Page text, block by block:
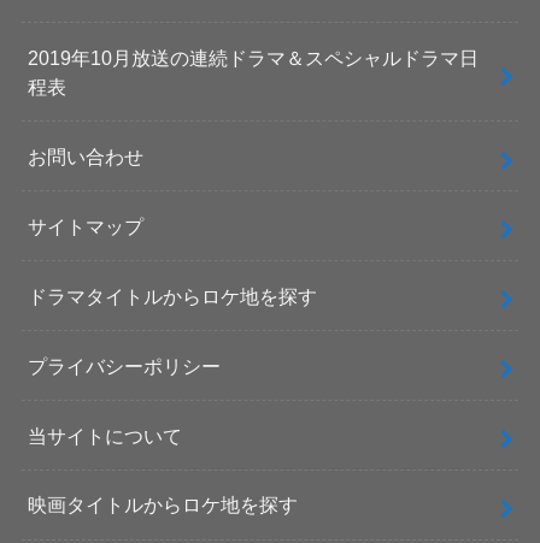
2019年10月放送の連続ドラマ＆スペシャルドラマ日
程表
お問い合わせ
サイトマップ
ドラマタイトルからロケ地を探す
プライバシーポリシー
当サイトについて
映画タイトルからロケ地を探す